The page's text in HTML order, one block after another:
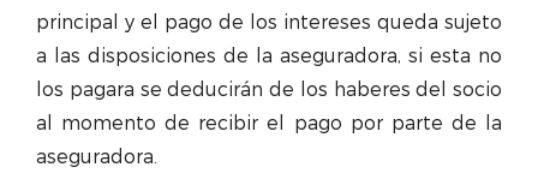
principal y el pago de los intereses queda sujeto
a las disposiciones de la aseguradora, si esta no
los pagara se deducirán de los haberes del socio
al momento de recibir el pago por parte de la
aseguradora.